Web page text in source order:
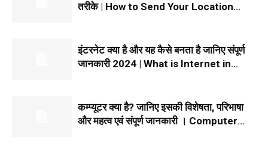
तरीके | How to Send Your Location
इंटरनेट क्या है और यह कैसे बनता है जानिए संपूर्ण
जानकारी 2024 | What is Internet in
कम्प्यूटर क्या है? जानिए इसकी विशेषता, परिभाषा
और महत्व एवं संपूर्ण जानकारी । Computer